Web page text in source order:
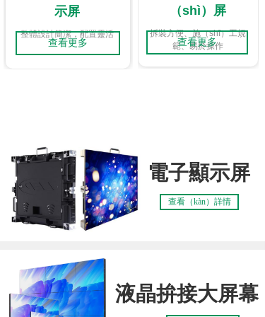
示屏
整體設計簡潔，配置靈活
查看更多
（shì）屏
拆裝方便、施（shī）工規
範、易於操作
查看更多
電子顯示屏
查看（kàn）詳情
液晶拚接大屏幕